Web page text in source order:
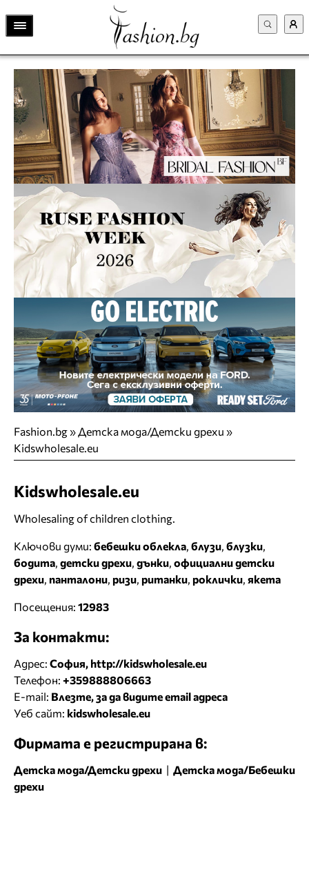
Fashion.bg»Детска мода/Детски дрехи »
Kidswholesale.eu
Kidswholesale.eu
Wholesaling of children clothing.
Ключови думи: бебешки облекла блузи блузки
бодита детски дрехи дънки официални детски
дрехи панталони ризи ританки роклички якета
Посещения: 12983
За контакти:
Адрес: София, http://kidswholesale.eu
Телефон: +359888806663
E-mail: Влезте, за да видите email адреса
Уеб сайт: kidswholesale.eu
Фирмата е регистрирана в:
Детска мода/Детски дрехи | Детска мода/Бебешки
дрехи